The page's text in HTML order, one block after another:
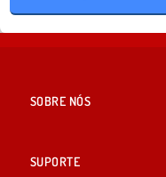
SOBRE NÓS
SUPORTE